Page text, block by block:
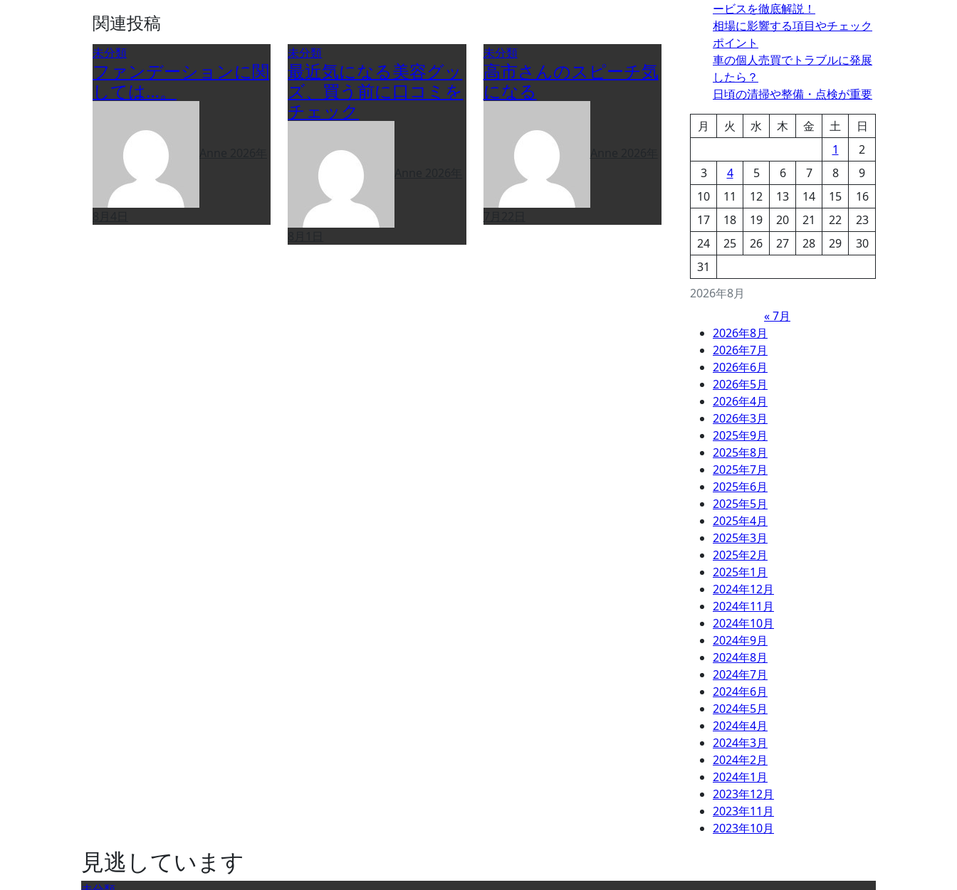
関連投稿
未分類
ファンデーションに関
しては…。
未分類
最近気になる美容グッ
ズ、買う前に口コミを
チェック
未分類
高市さんのスピーチ気
になる
ービスを徹底解説！
相場に影響する項目やチェック
ポイント
車の個人売買でトラブルに発展
したら？
日頃の清掃や整備・点検が重要
2026年8月
月 火 水 木 金 土
日
1
2
3
4 5 6 7 8
9
10
11 12 13 14 15
16
17
18 19 20 21 22
23
24
25 26 27 28 29
30
31
« 7月
2026年8月
2026年7月
2026年6月
2026年5月
2026年4月
2026年3月
2025年9月
2025年8月
2025年7月
2025年6月
2025年5月
2025年4月
2025年3月
2025年2月
2025年1月
2024年12月
2024年11月
2024年10月
2024年9月
2024年8月
2024年7月
2024年6月
2024年5月
2024年4月
2024年3月
2024年2月
2024年1月
2023年12月
2023年11月
2023年10月
見逃しています